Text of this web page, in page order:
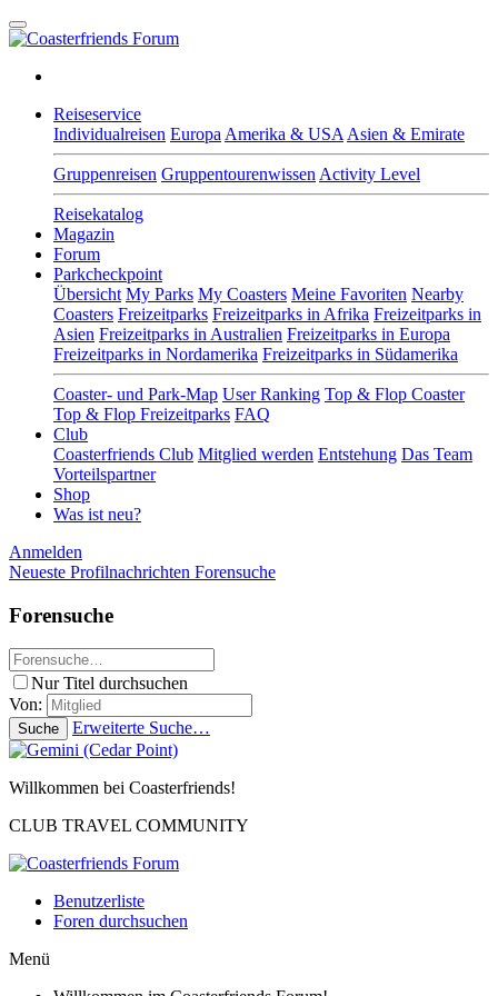
Reiseservice
Individualreisen Europa Amerika & USA Asien & Emirate
Gruppenreisen Gruppentourenwissen Activity Level
Reisekatalog
Magazin
Forum
Parkcheckpoint
Übersicht My Parks My Coasters Meine Favoriten Nearby
Coasters Freizeitparks Freizeitparks in Afrika Freizeitparks in
Asien Freizeitparks in Australien Freizeitparks in Europa
Freizeitparks in Nordamerika Freizeitparks in Südamerika
Coaster- und Park-Map User Ranking Top & Flop Coaster
Top & Flop Freizeitparks FAQ
Club
Coasterfriends Club Mitglied werden Entstehung Das Team
Vorteilspartner
Shop
Was ist neu?
Anmelden
Neueste Profilnachrichten Forensuche
Forensuche
Nur Titel durchsuchen
Von:
Suche Erweiterte Suche…
Willkommen bei Coasterfriends!
CLUB TRAVEL COMMUNITY
Benutzerliste
Foren durchsuchen
Menü